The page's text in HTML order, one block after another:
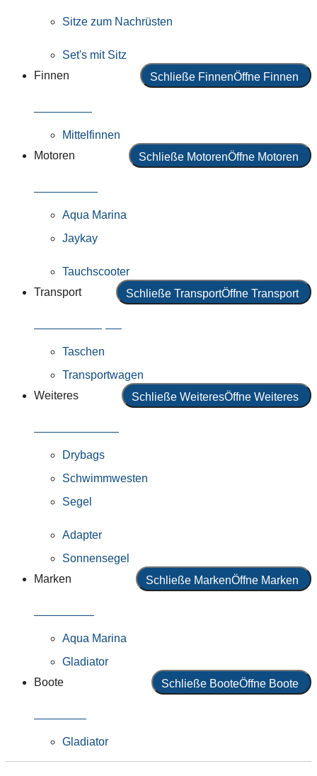
Sitze zum Nachrüsten
Set's mit Sitz
Finnen
Schließe FinnenÖffne Finnen
Mittelfinnen
Motoren
Schließe MotorenÖffne Motoren
Aqua Marina
Jaykay
Tauchscooter
Transport
Schließe TransportÖffne Transport
Taschen
Transportwagen
Weiteres
Schließe WeiteresÖffne Weiteres
Drybags
Schwimmwesten
Segel
Adapter
Sonnensegel
Marken
Schließe MarkenÖffne Marken
Aqua Marina
Gladiator
Boote
Schließe BooteÖffne Boote
Gladiator